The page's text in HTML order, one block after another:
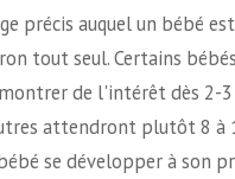
précis auquel un bébé
tout seul. Certains
de l'intérêt dès 2-
attendront plutôt 8 à
se développer à son